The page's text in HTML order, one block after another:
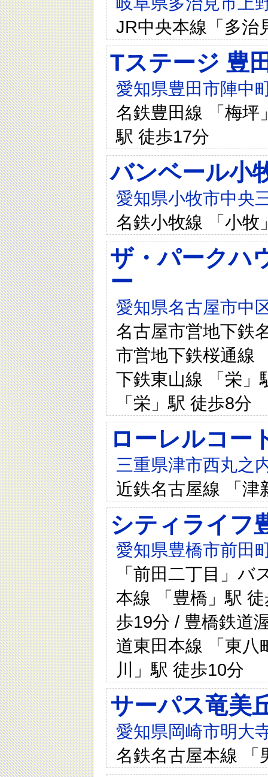
JR中央本線「多治
Tステージ 豊
愛知県豊田市陣中
名鉄豊田線 「梅坪
駅 徒歩17分
バンベール小
愛知県小牧市中央
名鉄小牧線 「小牧
ザ・パークハ
ー
愛知県名古屋市中
名古屋市営地下鉄
市営地下鉄桜通線
下鉄東山線 「栄」
「栄」駅 徒歩8分
ローレルコー
三重県津市西丸之
近鉄名古屋線 「津
シティライフ
愛知県豊橋市前田
「前田二丁目」
本線 「豊橋」駅
歩19分 / 豊橋鉄道
道東田本線 「東八
川」駅 徒歩10分
サーパス竜美
愛知県岡崎市明大
名鉄名古屋本線 「